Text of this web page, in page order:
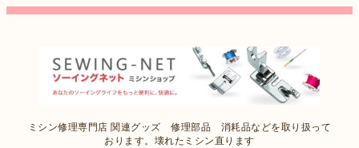
ミシン修理専門店 関連グッズ 修理部品 消耗品などを取り扱って
おります。壊れたミシン直ります